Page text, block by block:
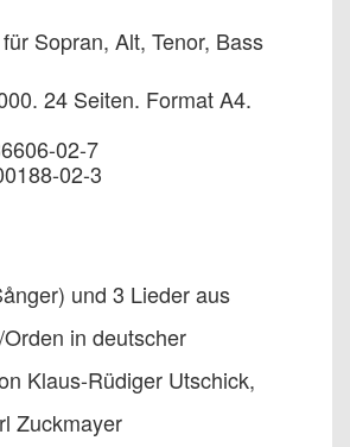
Sopran, Alt, Tenor, Bass
24 Seiten. Format A4.
02-7
02-3
und 3 Lieder aus
in deutscher
Klaus-Rüdiger Utschick,
Zuckmayer